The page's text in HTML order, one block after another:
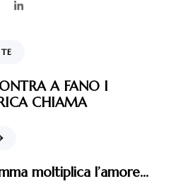
A FANO I
CHIAMA
moltiplica l’amore…